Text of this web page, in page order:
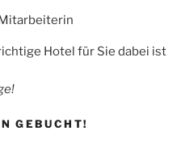
Hotel für Sie dabei ist
GEBUCHT!